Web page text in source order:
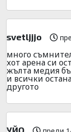
svetljjjo
много
хот арена си
жълта медия
и всички
другото